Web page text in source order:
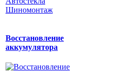
Шиномонтаж
Восстановление
аккумулятора